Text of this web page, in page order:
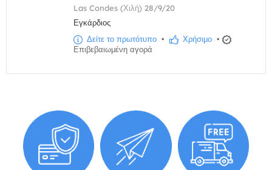
Las Condes (Χιλή) 28/9/20
Εγκάρδιος
Δείτε το πρωτότυπο • Χρήσιμο •
Επιβεβαιωμένη αγορά